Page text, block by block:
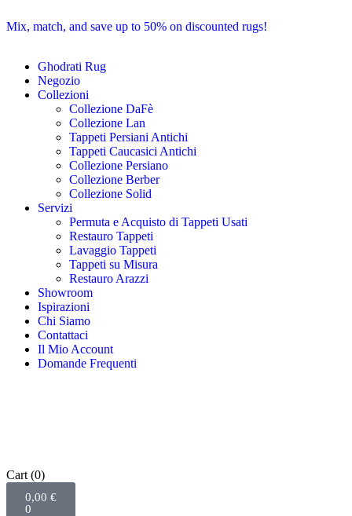
Mix, match, and save up to 50% on discounted rugs!
Ghodrati Rug
Negozio
Collezioni
Collezione DaFè
Collezione Lan
Tappeti Persiani Antichi
Tappeti Caucasici Antichi
Collezione Persiano
Collezione Berber
Collezione Solid
Servizi
Permuta e Acquisto di Tappeti Usati
Restauro Tappeti
Lavaggio Tappeti
Tappeti su Misura
Restauro Arazzi
Showroom
Ispirazioni
Chi Siamo
Contattaci
Il Mio Account
Domande Frequenti
Cart (0)
0,00 €
0